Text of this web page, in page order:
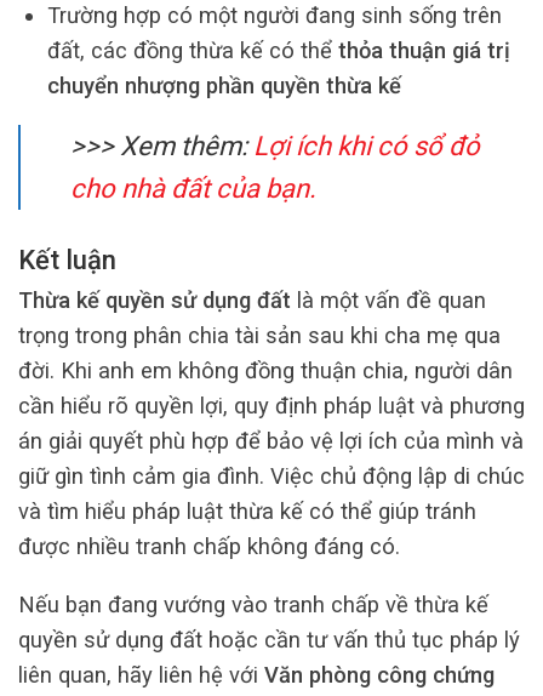
Trường hợp có một người đang sinh sống trên
đất, các đồng thừa kế có thể thỏa thuận giá trị
chuyển nhượng phần quyền thừa kế
>>> Xem thêm: Lợi ích khi có sổ đỏ
cho nhà đất của bạn.
Kết luận
Thừa kế quyền sử dụng đất là một vấn đề quan
trọng trong phân chia tài sản sau khi cha mẹ qua
đời. Khi anh em không đồng thuận chia, người dân
cần hiểu rõ quyền lợi, quy định pháp luật và phương
án giải quyết phù hợp để bảo vệ lợi ích của mình và
giữ gìn tình cảm gia đình. Việc chủ động lập di chúc
và tìm hiểu pháp luật thừa kế có thể giúp tránh
được nhiều tranh chấp không đáng có.
Nếu bạn đang vướng vào tranh chấp về thừa kế
quyền sử dụng đất hoặc cần tư vấn thủ tục pháp lý
liên quan, hãy liên hệ với Văn phòng công chứng